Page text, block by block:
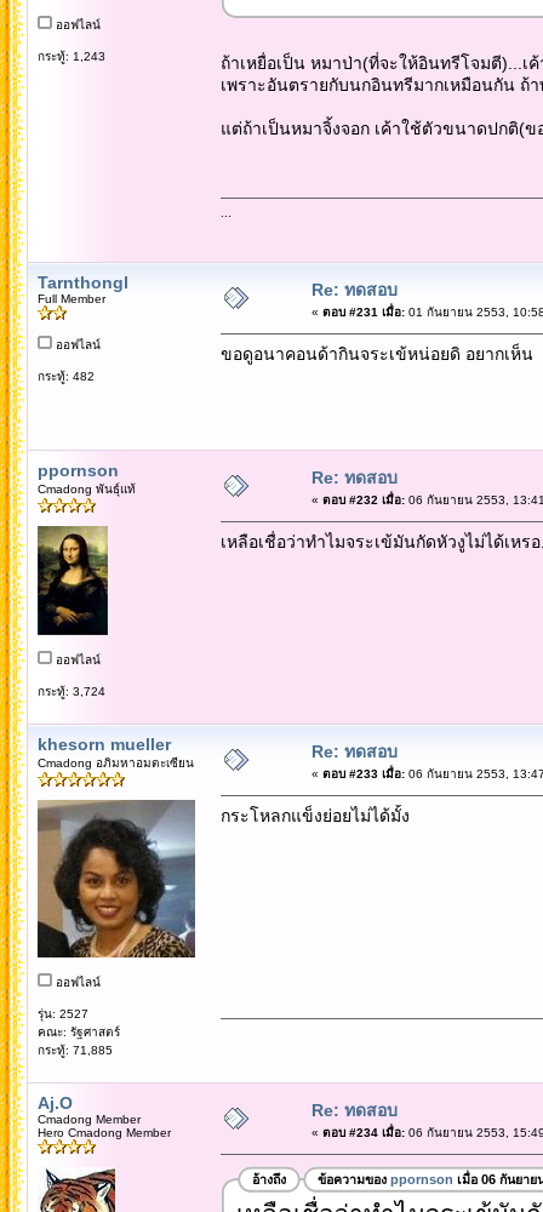
ออฟไลน์
กระทู้: 1,243
ถ้าเหยื่อเป็น หมาป่า(ที่จะให้อินทรีโจมตี)...
เพราะอันตรายกับนกอินทรีมากเหมือนกัน ถ้
แต่ถ้าเป็นหมาจิ้งจอก เค้าใช้ตัวขนาดปกติ(
Tarnthongl
Full Member
ออฟไลน์
กระทู้: 482
Re: ทดสอบ
« ตอบ #231 เมื่อ:01 กันยายน 2553,
ขอดูอนาคอนด้ากินจระเข้หน่อยดิ อยากเห็น
ppornson
Cmadong พันธุ์แท้
ออฟไลน์
กระทู้: 3,724
Re: ทดสอบ
« ตอบ #232 เมื่อ:06 กันยายน 2553,
เหลือเชื่อว่าทำไมจระเข้มันกัดหัวงูไม่ได้เหรอ
khesorn mueller
Cmadong อภิมหาอมตะเซียน
ออฟไลน์
รุ่น: 2527
คณะ: รัฐศาสตร์
กระทู้: 71,885
Re: ทดสอบ
« ตอบ #233 เมื่อ:06 กันยายน 2553,
กระโหลกแข็งย่อยไม่ได้มั้ง
Aj.O
Cmadong Member
Hero Cmadong Member
Re: ทดสอบ
« ตอบ #234 เมื่อ:06 กันยายน 2553,
อ้างถึง ข้อความของ ppornson เมื่อ 06 กันยาย